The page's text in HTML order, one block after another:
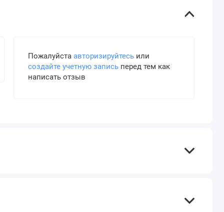
Пожалуйста авторизируйтесьили
создайте учетную записьперед тем как
написать отзыв